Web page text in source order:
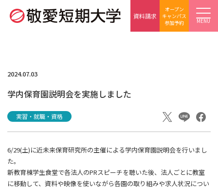
MENU
資料請求
オープン
キャンパス
参加予約
2024.07.03
学内保育園説明会を実施しました
実習・就職・資格
6/29(土)に近未来保育研究所の主催による学内保育園説明会を行いまし
た。
新教育棟学生食堂で各法人のPRスピーチを聴いた後、法人ごとに教室
に移動して、資料や映像を使いながら各園の取り組みや求人状況につい